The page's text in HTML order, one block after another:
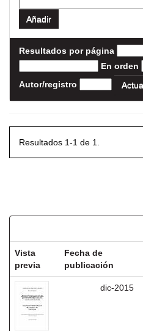
Resultados por página
En orden
Autor/registro
Resultados 1-1 de 1.
Vista
previa
Fecha de
publicación
dic-2015